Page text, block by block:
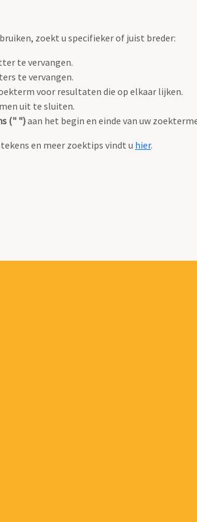
zoekt u specifieker of juist breder:
te vervangen.
te vervangen.
voor resultaten die op elkaar lijken.
uit te sluiten.
(" ")aan het begin en einde van uw
en meer zoektips vindt u hier.